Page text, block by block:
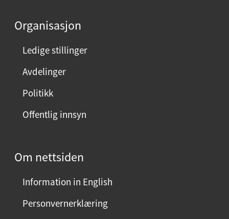
Organisasjon
Ledige stillinger
Avdelinger
Politikk
Offentlig innsyn
Om nettsiden
Information in English
Personvernerklæring